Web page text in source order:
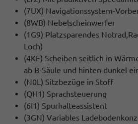
(7UX) Navigationssystem-
(8WB) Nebelscheinwerfer
(1G9) Platzsparendes
Loch)
(4KF) Scheiben seitlich in
ab B-Säule und hinten dunkel
(N0L) Sitzbezüge in Stoff
(QH1) Sprachsteuerung
(6I1) Spurhalteassistent
(3GN) Variables